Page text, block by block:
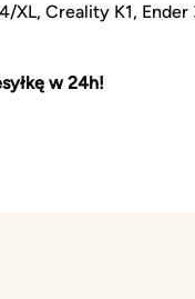
XL, Creality K1,
w 24h!